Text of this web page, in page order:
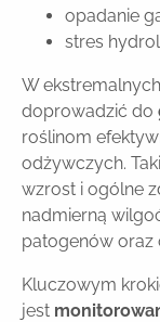
opadanie
stres
W
doprowadzić do
roślinom
odżywczych.
wzrost i ogólne
nadmierną
patogenów
Kluczowym
jest